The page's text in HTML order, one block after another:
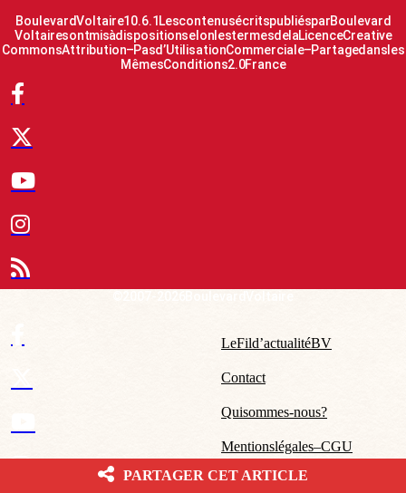
Boulevard Voltaire 10.6.1 Les contenus écrits publiés par Boulevard
Voltaire sont mis à disposition selon les termes de la Licence Creative
Commons Attribution – Pas d’Utilisation Commerciale – Partage dans les
Mêmes Conditions 2.0 France
Le Fil d’actualité BV
Contact
Qui sommes-nous ?
Mentions légales – CGU
PARTAGER CET ARTICLE